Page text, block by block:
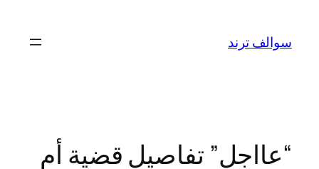
المحتوى
سوالف ترند
“عااجل” تفاصيل قضية أم